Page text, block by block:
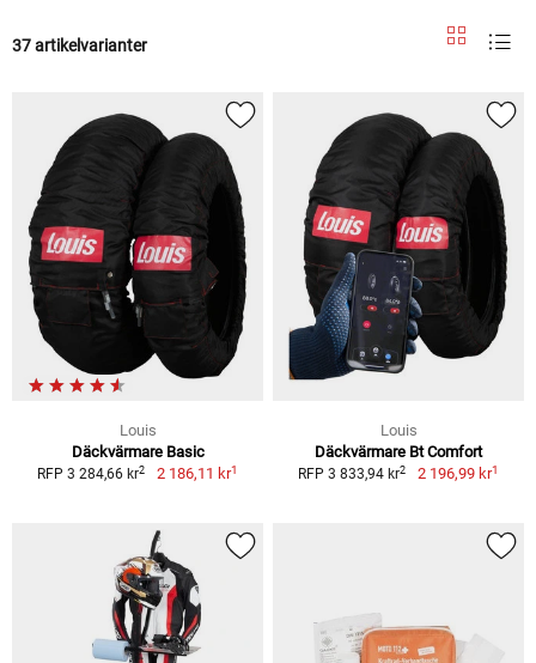
37 artikelvarianter
Louis
Däckvärmare Basic
RFP 3 284,66 kr2 2 186,11 kr1
Louis
Däckvärmare Bt Comfort
RFP 3 833,94 kr2 2 196,99 kr1